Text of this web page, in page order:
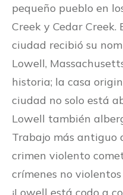
pequeño pueblo en
Creek y Cedar
ciudad recibió su
Lowell,
historia; la casa
ciudad no solo está
Lowell también
Trabajo más antiguo
crimen violento
crímenes no
¡Lowell está codo a